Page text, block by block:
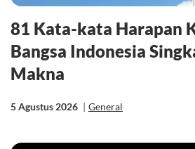
81 Kata-kata Harapan
Bangsa Indonesia
Makna
5 Agustus 2026 | General